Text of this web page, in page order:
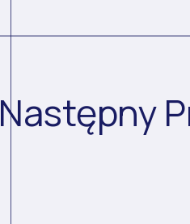
Następny